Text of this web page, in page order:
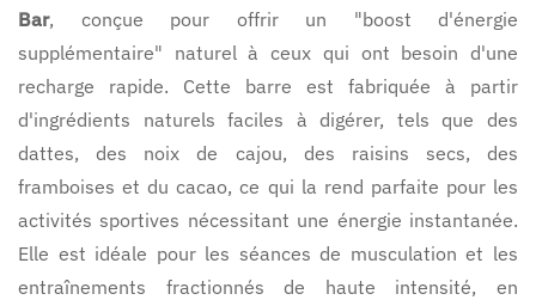
Bar, conçue pour offrir un "boost d'énergie
supplémentaire" naturel à ceux qui ont besoin d'une
recharge rapide. Cette barre est fabriquée à partir
d'ingrédients naturels faciles à digérer, tels que des
dattes, des noix de cajou, des raisins secs, des
framboises et du cacao, ce qui la rend parfaite pour les
activités sportives nécessitant une énergie instantanée.
Elle est idéale pour les séances de musculation et les
entraînements fractionnés de haute intensité, en